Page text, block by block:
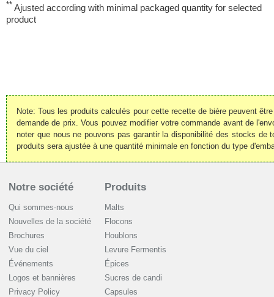
** Ajusted according with minimal packaged quantity for selected
product
Note: Tous les produits calculés pour cette recette de bière peuvent
demande de prix. Vous pouvez modifier votre commande avant de
noter que nous ne pouvons pas garantir la disponibilité des stocks de
produits sera ajustée à une quantité minimale en fonction du type
Notre société
Qui sommes-nous
Nouvelles de la société
Brochures
Vue du ciel
Événements
Logos et bannières
Privacy Policy
Produits
Malts
Flocons
Houblons
Levure Fermentis
Épices
Sucres de candi
Capsules